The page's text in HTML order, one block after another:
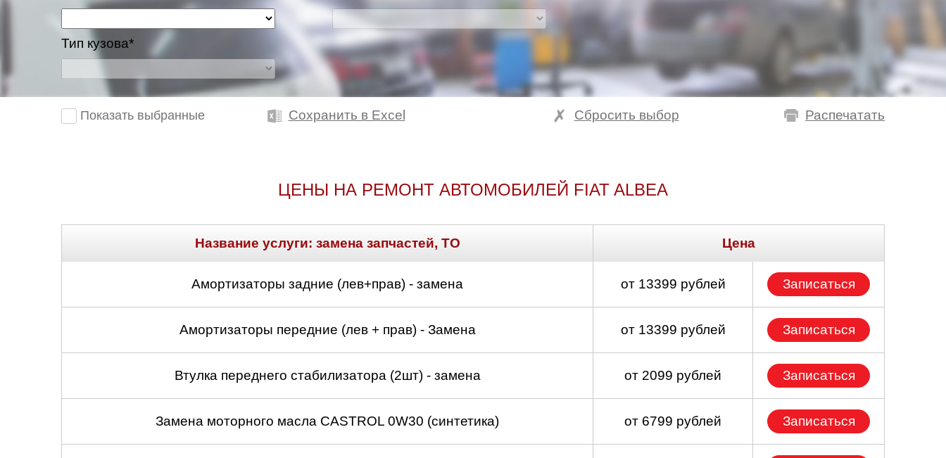
Красноярск
Одинцово
Оренбург
Тип кузова*
Показать выбранные Сохранить в Excel Распечатать
Сбросить выбор
ЦЕНЫ НА РЕМОНТ АВТОМОБИЛЕЙ FIAT ALBEA
Название услуги: замена запчастей, ТО Цена
Амортизаторы задние (лев+прав) - замена от 13399 рублей Записаться
Амортизаторы передние (лев + прав) - Замена от 13399 рублей Записаться
Втулка переднего стабилизатора (2шт) - замена от 2099 рублей Записаться
Замена моторного масла CASTROL 0W30 (синтетика) от 6799 рублей Записаться